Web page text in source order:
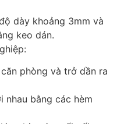
dày khoảng 3mm và
keo dán.
phòng và trở dần ra
nhau bằng các hèm